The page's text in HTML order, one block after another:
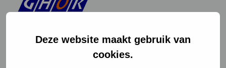
Deze website maakt gebruik van
cookies.
Instagram